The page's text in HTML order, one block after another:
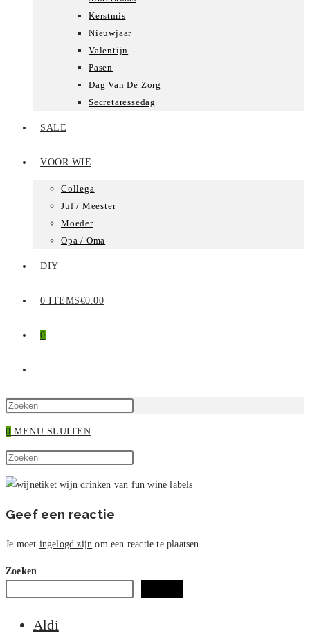
Kerstmis
Nieuwjaar
Valentijn
Pasen
Dag Van De Zorg
Secretaressedag
SALE
VOOR WIE
Collega
Juf / Meester
Moeder
Opa / Oma
DIY
0 ITEMS€0.00
0
ZOEKEN
0 MENU SLUITEN
Zoek
op
site
zoekpaneel
sluiten.
Geef een reactie
Je moet ingelogd zijn om een reactie te plaatsen.
Zoeken
Aldi